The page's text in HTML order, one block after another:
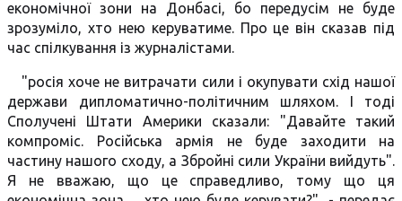
економічної зони на Донбасі, бо передусім не буде
зрозуміло, хто нею керуватиме. Про це він сказав під
час спілкування із журналістами.
"росія хоче не витрачати сили і окупувати схід нашої
держави дипломатично-політичним шляхом. І тоді
Сполучені Штати Америки сказали: "Давайте такий
компроміс. Російська армія не буде заходити на
частину нашого сходу, а Збройні сили України вийдуть".
Я не вважаю, що це справедливо, тому що ця